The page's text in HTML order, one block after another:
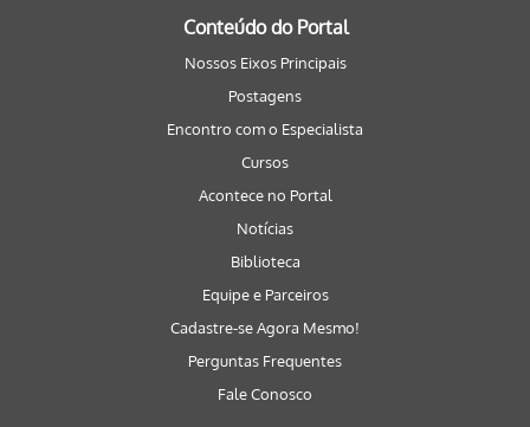
Conteúdo do Portal
Nossos Eixos Principais
Postagens
Encontro com o Especialista
Cursos
Acontece no Portal
Notícias
Biblioteca
Equipe e Parceiros
Cadastre-se Agora Mesmo!
Perguntas Frequentes
Fale Conosco